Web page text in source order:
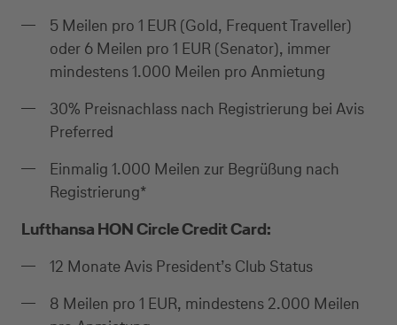
5 Meilen pro 1 EUR (Gold, Frequent Traveller)
oder 6 Meilen pro 1 EUR (Senator), immer
mindestens 1.000 Meilen pro Anmietung
30% Preisnachlass nach Registrierung bei Avis
Preferred
Einmalig 1.000 Meilen zur Begrüßung nach
Registrierung*
Lufthansa HON Circle Credit Card:
12 Monate Avis President’s Club Status
8 Meilen pro 1 EUR, mindestens 2.000 Meilen
Suchen Sie eine Kreditkarte für die private oder
geschäftliche Nutzung? Oder möchten Sie
Kreditkarten für Ihr Unternehmen beantragen?
gewünschten Antrag.
Private Nutzung
Geschäftliche Nutzung